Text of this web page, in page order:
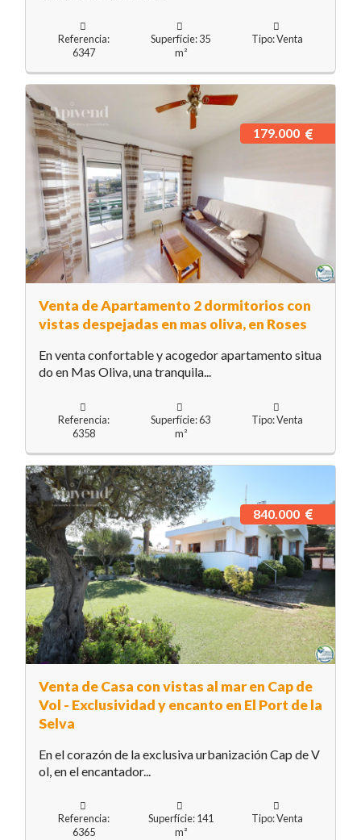
Referencia:
6347
Superfície: 35
m²
Tipo: Venta
Venta de Apartamento 2 dormitorios con
vistas despejadas en mas oliva, en Roses
179.000
En venta confortable y acogedor apartamento situa
do en Mas Oliva, una tranquila...
Referencia:
6358
Superfície: 63
m²
Tipo: Venta
Venta de Casa con vistas al mar en Cap de
Vol - Exclusividad y encanto en El Port de la
Selva
840.000
En el corazón de la exclusiva urbanización Cap de V
ol, en el encantador...
Referencia:
6365
Superfície: 141
m²
Tipo: Venta